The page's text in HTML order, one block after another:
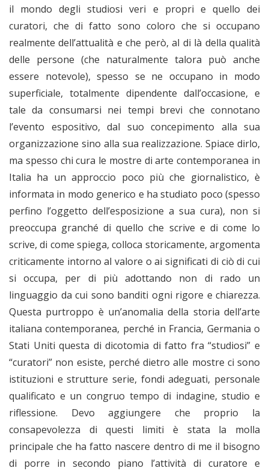
il mondo degli studiosi veri e propri e quello dei
curatori, che di fatto sono coloro che si occupano
realmente dell’attualità e che però, al di là della qualità
delle persone (che naturalmente talora può anche
essere notevole), spesso se ne occupano in modo
superficiale, totalmente dipendente dall’occasione, e
tale da consumarsi nei tempi brevi che connotano
l’evento espositivo, dal suo concepimento alla sua
organizzazione sino alla sua realizzazione. Spiace dirlo,
ma spesso chi cura le mostre di arte contemporanea in
Italia ha un approccio poco più che giornalistico, è
informata in modo generico e ha studiato poco (spesso
perfino l’oggetto dell’esposizione a sua cura), non si
preoccupa granché di quello che scrive e di come lo
scrive, di come spiega, colloca storicamente, argomenta
criticamente intorno al valore o ai significati di ciò di cui
si occupa, per di più adottando non di rado un
linguaggio da cui sono banditi ogni rigore e chiarezza.
Questa purtroppo è un’anomalia della storia dell’arte
italiana contemporanea, perché in Francia, Germania o
Stati Uniti questa di dicotomia di fatto fra “studiosi” e
“curatori” non esiste, perché dietro alle mostre ci sono
istituzioni e strutture serie, fondi adeguati, personale
qualificato e un congruo tempo di indagine, studio e
riflessione. Devo aggiungere che proprio la
consapevolezza di questi limiti è stata la molla
principale che ha fatto nascere dentro di me il bisogno
di porre in secondo piano l’attività di curatore e